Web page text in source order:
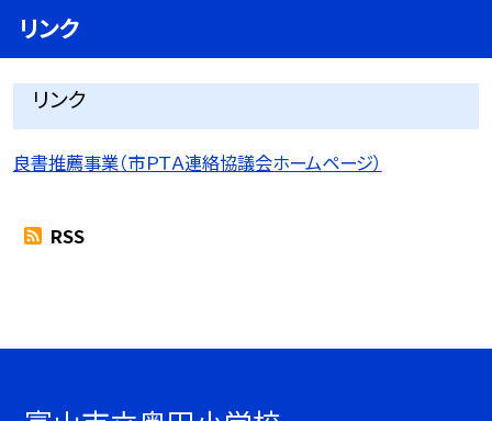
リンク
リンク
良書推薦事業（市ＰＴＡ連絡協議会ホームページ）
RSS